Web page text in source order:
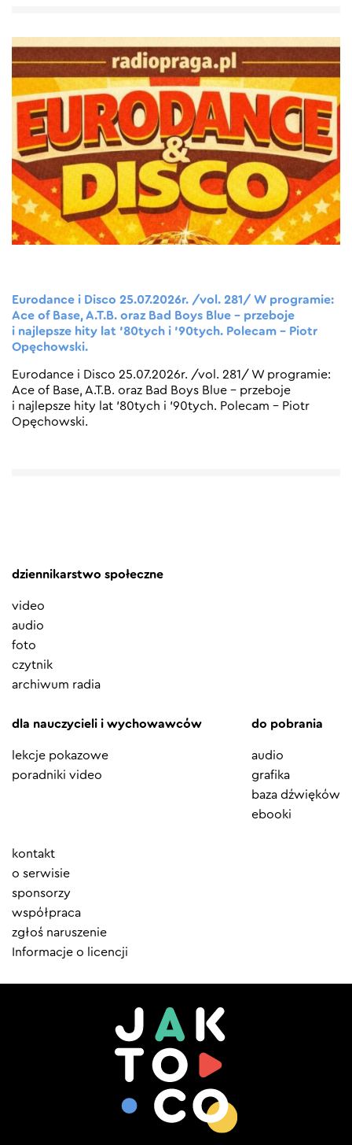
Eurodance i Disco 25.07.2026r. /vol. 281/ W programie:
Ace of Base, A.T.B. oraz Bad Boys Blue – przeboje
i najlepsze hity lat ’80tych i ’90tych. Polecam – Piotr
Opęchowski.
Eurodance i Disco 25.07.2026r. /vol. 281/ W programie:
Ace of Base, A.T.B. oraz Bad Boys Blue – przeboje
i najlepsze hity lat ’80tych i ’90tych. Polecam – Piotr
Opęchowski.
dziennikarstwo społeczne
video
audio
foto
czytnik
archiwum radia
dla nauczycieli i wychowawców
lekcje pokazowe
poradniki video
do pobrania
audio
grafika
baza dźwięków
ebooki
Element
menu
kontakt
o serwisie
sponsorzy
współpraca
zgłoś naruszenie
Informacje o licencji